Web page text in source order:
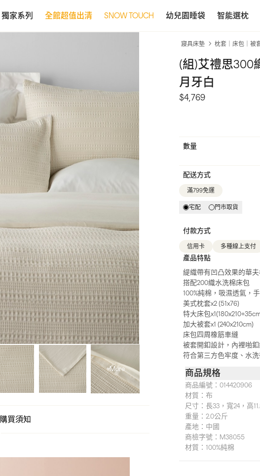
獨家系列 全館超值出清 SNOW TOUCH 幼兒園睡袋 智能選枕
+More
購買須知
寢具床墊 枕套｜床包｜被
(組)艾禮思300
月牙白
$4,769
數量
配送方式
滿799免運
宅配 門市取貨
付款方式
信用卡 多種線上支付
產品特點
緹織帶有凹凸效果的華
搭配200織水洗棉床包
100%純棉，吸濕透氣，
美式枕套x2 (51x76)
特大床包
加大被套x1 (240x210cm)
床包四周橡筋車縫
被套開釦設計，內裡啪
符合第三方色牢度、水
商品規格
商品編號： 014420906
材質： 布
尺寸： 長33，寬24，高
重量： 2.0公斤
產地： 中國
商檢字號： M38055
材質：100%純棉